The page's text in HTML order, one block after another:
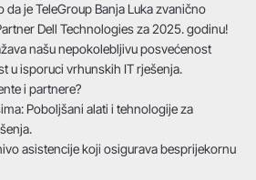
je TeleGroup Banja Luka zvanično
Dell Technologies za 2025. godinu!
našu nepokolebljivu posvećenost
u isporuci vrhunskih IT rješenja.
i partnere?
Poboljšani alati i tehnologije za
asistencije koji osigurava besprijekornu